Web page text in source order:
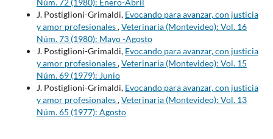
J. Postiglioni-Grimaldi, Evocando para avanzar, con justicia
y amor profesionales,Veterinaria (Montevideo): Vol. 16
Núm. 73 (1980): Mayo -Agosto
J. Postiglioni-Grimaldi, Evocando para avanzar, con justicia
y amor profesionales,Veterinaria (Montevideo): Vol. 15
Núm. 69 (1979): Junio
J. Postiglioni-Grimaldi, Evocando para avanzar, con justicia
y amor profesionales,Veterinaria (Montevideo): Vol. 13
Núm. 65 (1977): Agosto